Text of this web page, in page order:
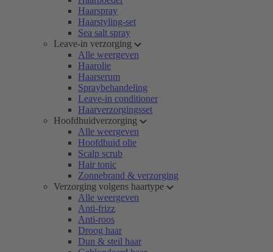
Haarspray
Haarstyling-set
Sea salt spray
Leave-in verzorging
Alle weergeven
Haarolie
Haarserum
Spraybehandeling
Leave-in conditioner
Haarverzorgingsset
Hoofdhuidverzorging
Alle weergeven
Hoofdhuid olie
Scalp scrub
Hair tonic
Zonnebrand & verzorging
Verzorging volgens haartype
Alle weergeven
Anti-frizz
Anti-roos
Droog haar
Dun & steil haar